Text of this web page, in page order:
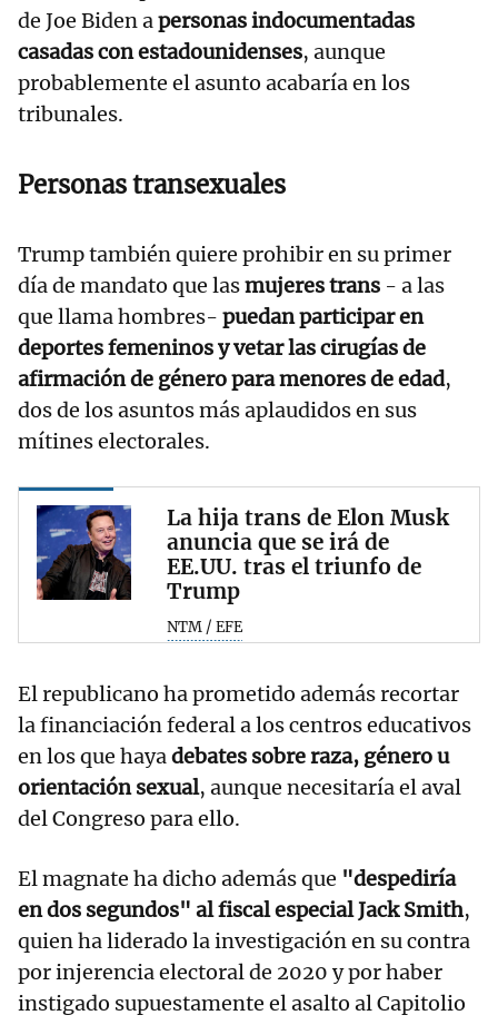
de Joe Biden apersonas indocumentadas
casadas con estadounidenses, aunque
probablemente el asunto acabaría en los
tribunales.
Personas transexuales
Trump también quiere prohibir en su primer
día de mandato que lasmujeres trans - a las
que llama hombres- puedan participar en
deportes femeninos y vetar las cirugías de
afirmación de género para menores de edad,
dos de los asuntos más aplaudidos en sus
mítines electorales.
La hija trans de Elon Musk
anuncia que se irá de
EE.UU. tras el triunfo de
Trump
NTM / EFE
El republicano ha prometido además recortar
la financiación federal a los centros educativos
en los que hayadebates sobre raza, género u
orientación sexual, aunque necesitaría el aval
del Congreso para ello.
El magnate ha dicho además que "despediría
en dos segundos" al fiscal especial Jack Smith,
quien ha liderado la investigación en su contra
por injerencia electoral de 2020 y por haber
instigado supuestamente el asalto al Capitolio